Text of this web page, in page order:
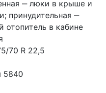
‒ люки в крыше и
принудительная ‒
отопитель в кабине
70 R 22,5
5840